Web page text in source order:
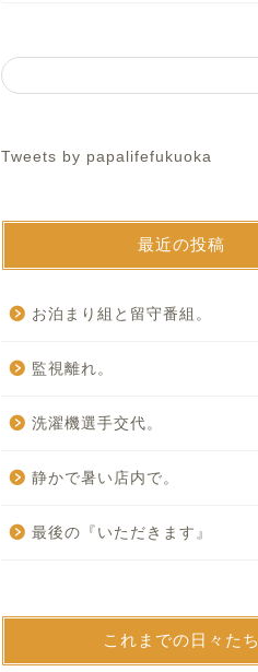
Tweets by papalifefukuoka
最近の投稿
お泊まり組と留守番組。
監視離れ。
洗濯機選手交代。
静かで暑い店内で。
最後の『いただきます』
これまでの日々たち